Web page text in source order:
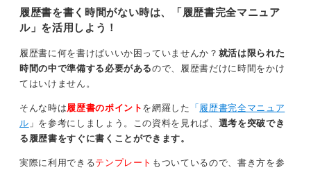
ャラクターデザインのものは避けてください。
新品の無色透明なものを選んで使用し、郵送時には封筒
に「二つ折り厳禁」と朱書きしておくとより安心です。
履歴書を書く時間がない時は、「履歴書完全マニュア
ル」を活用しよう！
履歴書に何を書けばいいか困っていませんか？ 就活は限られた
時間の中で準備する必要があるので、履歴書だけに時間をかけ
てはいけません。
そんな時は履歴書のポイント を網羅した 「 履歴書完全マニュア
ル 」を参考にしましょう。この資料を見れば、 選考を突破でき
る履歴書をすぐに書くことができます。
実際に利用できるテンプレート もついているので、書き方を参